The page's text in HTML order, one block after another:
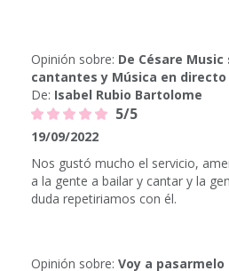
Opinión sobre: De Césare
cantantes y Música en directo
De: Isabel Rubio Bartolome
5/5
19/09/2022
Nos gustó mucho el servicio,
a la gente a bailar y cantar y la
duda repetiriamos con él.
Opinión sobre: Voy a pasarmelo